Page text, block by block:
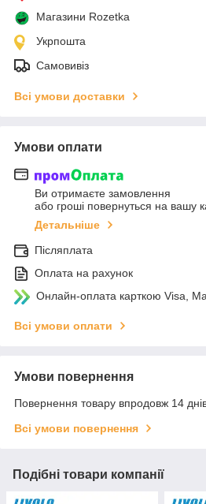
Магазини Rozetka
Укрпошта
Самовивіз
Всі умови доставки
Умови оплати
Ви отримаєте замовлення
або гроші повернуться на вашу
Детальніше
Післяплата
Оплата на рахунок
Онлайн-оплата карткою Visa,
Всі умови оплати
Умови повернення
Повернення товару впродовж 14
Всі умови повернення
Подібні товари компанії